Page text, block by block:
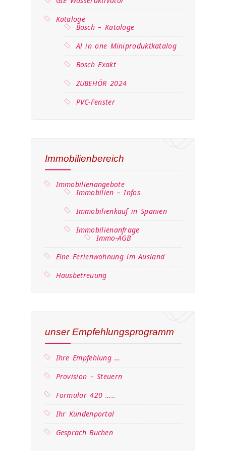
Kataloge
Bosch – Kataloge
Al in one Miniproduktkatalog
Bosch Exakt
ZUBEHÖR 2024
PVC-Fenster
Immobilienbereich
Immobilienangebote
Immobilien – Infos
Immobilienkauf in Spanien
Immobilienanfrage
Immo-AGB
Eine Ferienwohnung im Ausland
Hausbetreuung
unser Empfehlungsprogramm
Ihre Empfehlung …
Provision – Steuern
Formular 420 …..
Ihr Kundenportal
Gespräch Buchen